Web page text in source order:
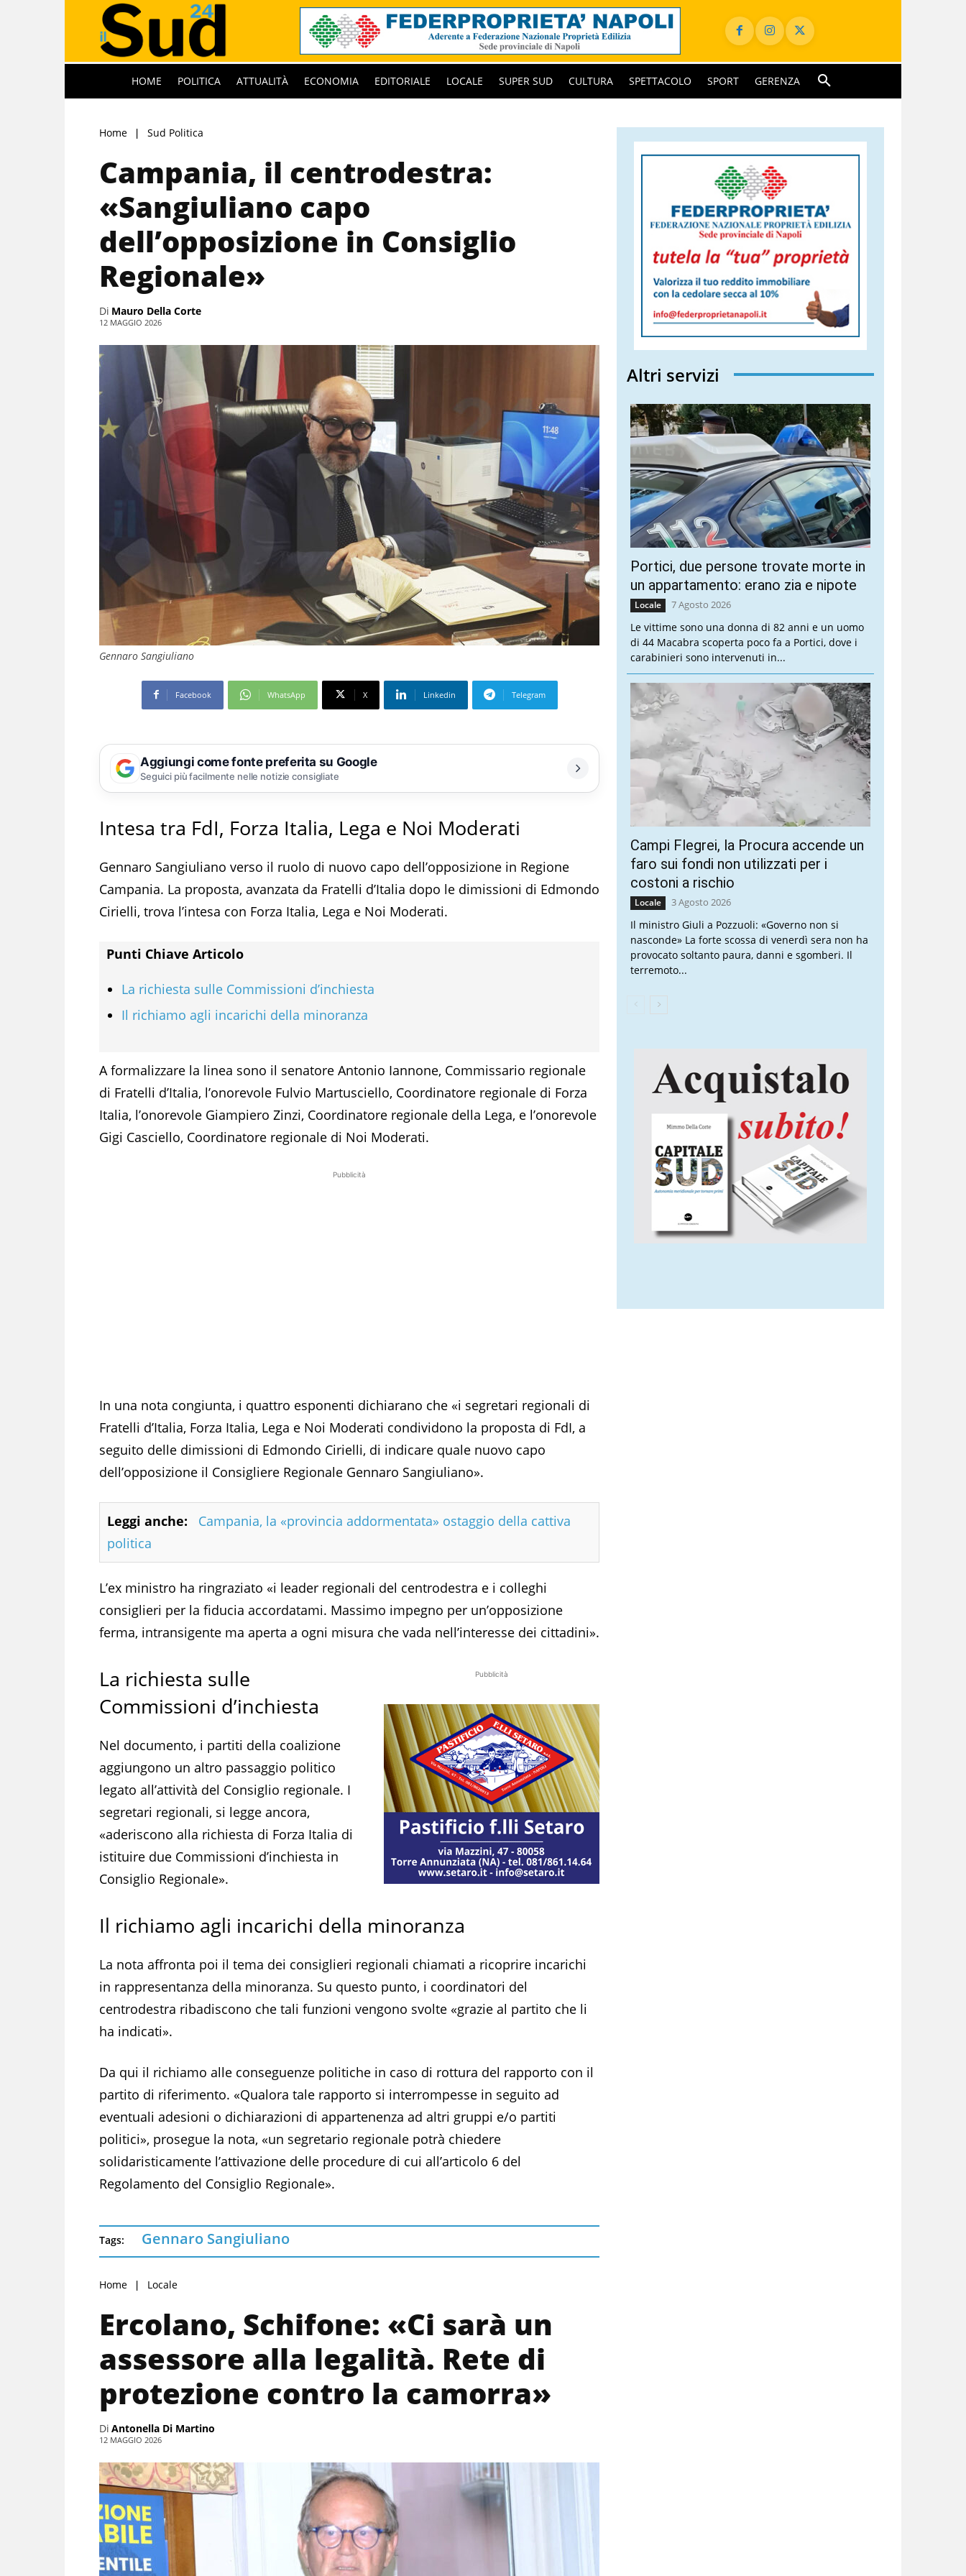
HOME POLITICA ATTUALITÀ ECONOMIA EDITORIALE LOCALE SUPER SUD CULTURA SPETTACOLO SPORT GERENZA
Home Sud Politica
Campania, il centrodestra:
«Sangiuliano capo
dell’opposizione in Consiglio
Regionale»
Di Mauro Della Corte
12 MAGGIO 2026
Gennaro Sangiuliano
Facebook WhatsApp X Linkedin Telegram
Aggiungi come fonte preferita su Google
Seguici più facilmente nelle notizie consigliate
Intesa tra FdI, Forza Italia, Lega e Noi Moderati
Gennaro Sangiuliano verso il ruolo di nuovo capo dell’opposizione in Regione
Campania. La proposta, avanzata da Fratelli d’Italia dopo le dimissioni di Edmondo
Cirielli, trova l’intesa con Forza Italia, Lega e Noi Moderati.
Punti Chiave Articolo
La richiesta sulle Commissioni d’inchiesta
Il richiamo agli incarichi della minoranza
A formalizzare la linea sono il senatore Antonio Iannone, Commissario regionale
di Fratelli d’Italia, l’onorevole Fulvio Martusciello, Coordinatore regionale di Forza
Italia, l’onorevole Giampiero Zinzi, Coordinatore regionale della Lega, e l’onorevole
Gigi Casciello, Coordinatore regionale di Noi Moderati.
Pubblicità
In una nota congiunta, i quattro esponenti dichiarano che «i segretari regionali di
Fratelli d’Italia, Forza Italia, Lega e Noi Moderati condividono la proposta di FdI, a
seguito delle dimissioni di Edmondo Cirielli, di indicare quale nuovo capo
dell’opposizione il Consigliere Regionale Gennaro Sangiuliano».
Leggi anche:
Campania, la «provincia addormentata» ostaggio della cattiva
politica
L’ex ministro ha ringraziato «i leader regionali del centrodestra e i colleghi
consiglieri per la fiducia accordatami. Massimo impegno per un’opposizione
ferma, intransigente ma aperta a ogni misura che vada nell’interesse dei cittadini».
Pubblicità
La richiesta sulle
Commissioni d’inchiesta
Nel documento, i partiti della coalizione
aggiungono un altro passaggio politico
legato all’attività del Consiglio regionale. I
segretari regionali, si legge ancora,
«aderiscono alla richiesta di Forza Italia di
istituire due Commissioni d’inchiesta in
Consiglio Regionale».
Il richiamo agli incarichi della minoranza
La nota affronta poi il tema dei consiglieri regionali chiamati a ricoprire incarichi
in rappresentanza della minoranza. Su questo punto, i coordinatori del
centrodestra ribadiscono che tali funzioni vengono svolte «grazie al partito che li
ha indicati».
Da qui il richiamo alle conseguenze politiche in caso di rottura del rapporto con il
partito di riferimento. «Qualora tale rapporto si interrompesse in seguito ad
eventuali adesioni o dichiarazioni di appartenenza ad altri gruppi e/o partiti
politici», prosegue la nota, «un segretario regionale potrà chiedere
solidaristicamente l’attivazione delle procedure di cui all’articolo 6 del
Regolamento del Consiglio Regionale».
Tags: Gennaro Sangiuliano
Home Locale
Ercolano, Schifone: «Ci sarà un
assessore alla legalità. Rete di
protezione contro la camorra»
Di Antonella Di Martino
12 MAGGIO 2026
Altri servizi
Portici, due persone trovate morte in
un appartamento: erano zia e nipote
Locale 7 Agosto 2026
Le vittime sono una donna di 82 anni e un uomo
di 44 Macabra scoperta poco fa a Portici, dove i
carabinieri sono intervenuti in...
Campi Flegrei, la Procura accende un
faro sui fondi non utilizzati per i
costoni a rischio
Locale 3 Agosto 2026
Il ministro Giuli a Pozzuoli: «Governo non si
nasconde» La forte scossa di venerdì sera non ha
provocato soltanto paura, danni e sgomberi. Il
terremoto...